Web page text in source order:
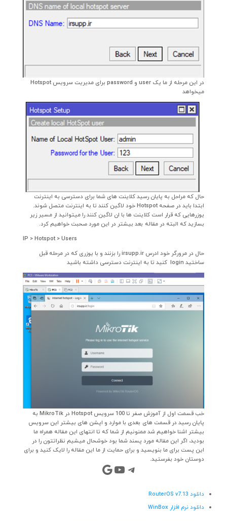
در این مرحله از ما یک user و password برای مدیریت سرویس Hotspot
میخواهد
حال که مراحل به پایان رسید کلاینت های شما برای دسترسی به اینترنت
ابتدا باید در صفحه Hotspot خود لاگین کنند تا به اینترنت متصل شوند.
یوزرهایی که قرار است کلاینت ها با ان لاگین کنند را میتوانید از مسیر زیر
بسازید که البته در مقاله بعد بیشتر در این مورد صحبت خواهیم کرد.
IP > Hotspot > Users
حال در مرورگر خود ادرس irsupp.ir را بزنند و با یوزری که در مرحله قبل
ساختید login کنید تا به اینترنت دسترسی داشته باشید
خب قسمت اول از آموزش صفر تا 100 سرویس Hotspot در MikroTik به
پایان رسید در قسمت های بعدی با موارد و اپشن های بیشتر این سرویس
بیشتر اشنا خواهیم شد ممنونیم از شما که تا انتهای این مقاله همراه ما
بودید، اگر این مقاله مورد پسند شما بود خوشحال میشیم نظراتتون را در
این پست برای ما بنویسید و برای حمایت از ما این مقاله را لایک کنید و برای
دوستان خود بفرستید.
تلگرام
یوتیوب
گوگل
دانلود RouterOS v7.13
دانلود نرم افزار WinBox